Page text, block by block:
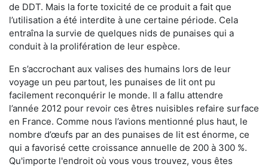
de DDT. Mais la forte toxicité de ce produit a fait que
l’utilisation a été interdite à une certaine période. Cela
entraîna la survie de quelques nids de punaises qui a
conduit à la prolifération de leur espèce.
En s’accrochant aux valises des humains lors de leur
voyage un peu partout, les punaises de lit ont pu
facilement reconquérir le monde. Il a fallu attendre
l’année 2012 pour revoir ces êtres nuisibles refaire surface
en France. Comme nous l’avions mentionné plus haut, le
nombre d’œufs par an des punaises de lit est énorme, ce
qui a favorisé cette croissance annuelle de 200 à 300 %.
Qu'importe l'endroit où vous vous trouvez, vous êtes